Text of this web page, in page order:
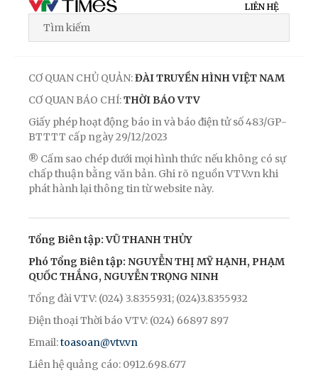
LIÊN HỆ
CƠ QUAN CHỦ QUẢN:ĐÀI TRUYỀN HÌNH VIỆT NAM
CƠ QUAN BÁO CHÍ:THỜI BÁO VTV
Giấy phép hoạt động báo in và báo điện tử số 483/GP-
BTTTT cấp ngày 29/12/2023
® Cấm sao chép dưới mọi hình thức nếu không có sự
chấp thuận bằng văn bản. Ghi rõ nguồn VTV.vn khi
phát hành lại thông tin từ website này.
Tổng Biên tập: VŨ THANH THỦY
Phó Tổng Biên tập: NGUYỄN THỊ MỸ HẠNH, PHẠM
QUỐC THẮNG, NGUYỄN TRỌNG NINH
Tổng đài VTV: (024) 3.8355931; (024)3.8355932
Điện thoại Thời báo VTV: (024) 66897 897
Email:toasoan@vtv.vn
Liên hệ quảng cáo: 0912.698.677